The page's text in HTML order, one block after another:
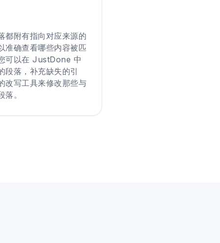
都附有指向对应来源的
准确查看哪些内容被匹
可以在 JustDone 中
段落，补充缺失的引
改写工具来修改那些与
。